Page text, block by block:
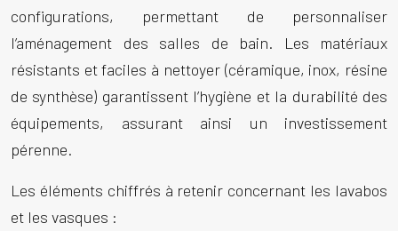
configurations, permettant de personnaliser
l’aménagement des salles de bain. Les matériaux
résistants et faciles à nettoyer (céramique, inox, résine
de synthèse) garantissent l’hygiène et la durabilité des
équipements, assurant ainsi un investissement
pérenne.
Les éléments chiffrés à retenir concernant les lavabos
et les vasques :